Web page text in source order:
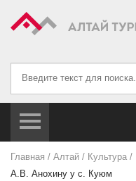
Искать...
Главная / Алтай / Культура /
А.В. Анохину у с. Куюм